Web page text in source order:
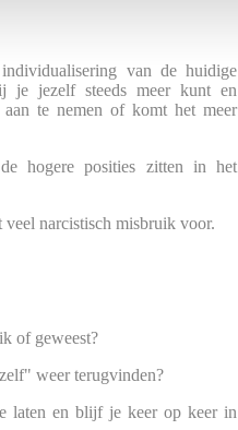
van de huidige
je jezelf steeds meer kunt en
te nemen of komt het meer
hogere posities zitten in het
narcistisch misbruik voor.
of geweest?
weer terugvinden?
laten en blijf je keer op keer in